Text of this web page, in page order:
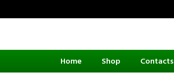
Home Shop Contacts